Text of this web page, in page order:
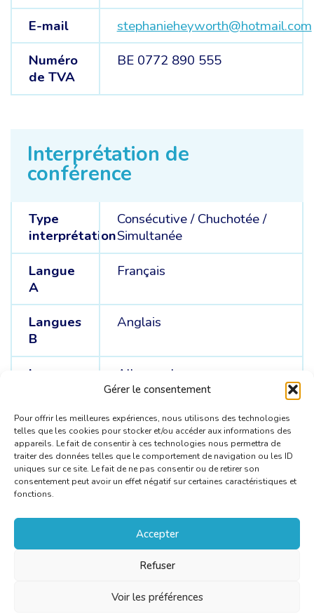
Gérer le consentement
Pour offrir les meilleures expériences, nous utilisons des technologies
telles que les cookies pour stocker et/ou accéder aux informations des
appareils. Le fait de consentir à ces technologies nous permettra de
traiter des données telles que le comportement de navigation ou les ID
uniques sur ce site. Le fait de ne pas consentir ou de retirer son
consentement peut avoir un effet négatif sur certaines caractéristiques et
fonctions.
Accepter
Refuser
Voir les préférences
E-mail
stephanieheyworth@hotmail.com
Numéro
de TVA
BE 0772 890 555
Interprétation de
conférence
Type
interprétation
Consécutive/Chuchotée/
Simultanée
Langue
A
Français
Langues
B
Anglais
Langues
Allemand